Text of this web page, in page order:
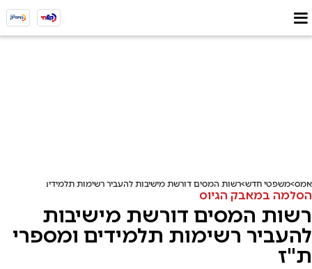
אמס משפטי חדש רשות המסים דורשת מישיבות להעביר רשימות תלמידים ומספרי
הסלמה במאבק הגיוס
רשות המסים דורשת מישיבות
להעביר רשימות תלמידים ומספרי
ת"ז